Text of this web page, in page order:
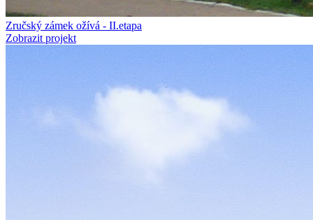
Zručský zámek ožívá - II.etapa
Zobrazit projekt